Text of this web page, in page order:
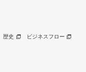
歴史 ビジネスフロー